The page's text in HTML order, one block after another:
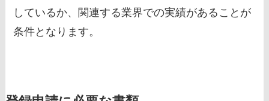
しているか、関連する業界での実績があることが
条件となります。